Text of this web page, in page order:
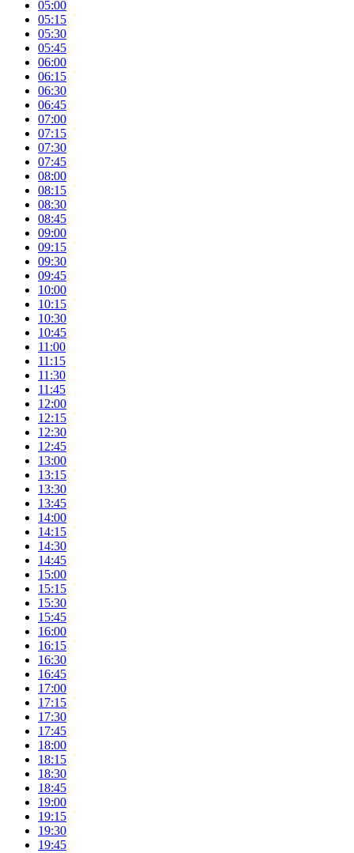
05:00
05:15
05:30
05:45
06:00
06:15
06:30
06:45
07:00
07:15
07:30
07:45
08:00
08:15
08:30
08:45
09:00
09:15
09:30
09:45
10:00
10:15
10:30
10:45
11:00
11:15
11:30
11:45
12:00
12:15
12:30
12:45
13:00
13:15
13:30
13:45
14:00
14:15
14:30
14:45
15:00
15:15
15:30
15:45
16:00
16:15
16:30
16:45
17:00
17:15
17:30
17:45
18:00
18:15
18:30
18:45
19:00
19:15
19:30
19:45